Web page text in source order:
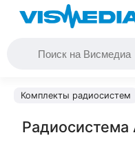
Комплекты радиосистем
Радиосистема